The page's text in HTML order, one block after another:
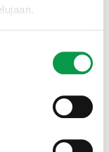
kunnostuksen ja
ja virtaama